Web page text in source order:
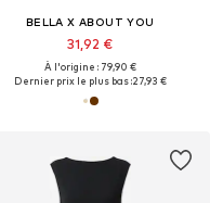
BELLA X ABOUT YOU
31,92 €
À l'origine : 79,90 €
Dernier prix le plus bas :27,93 €